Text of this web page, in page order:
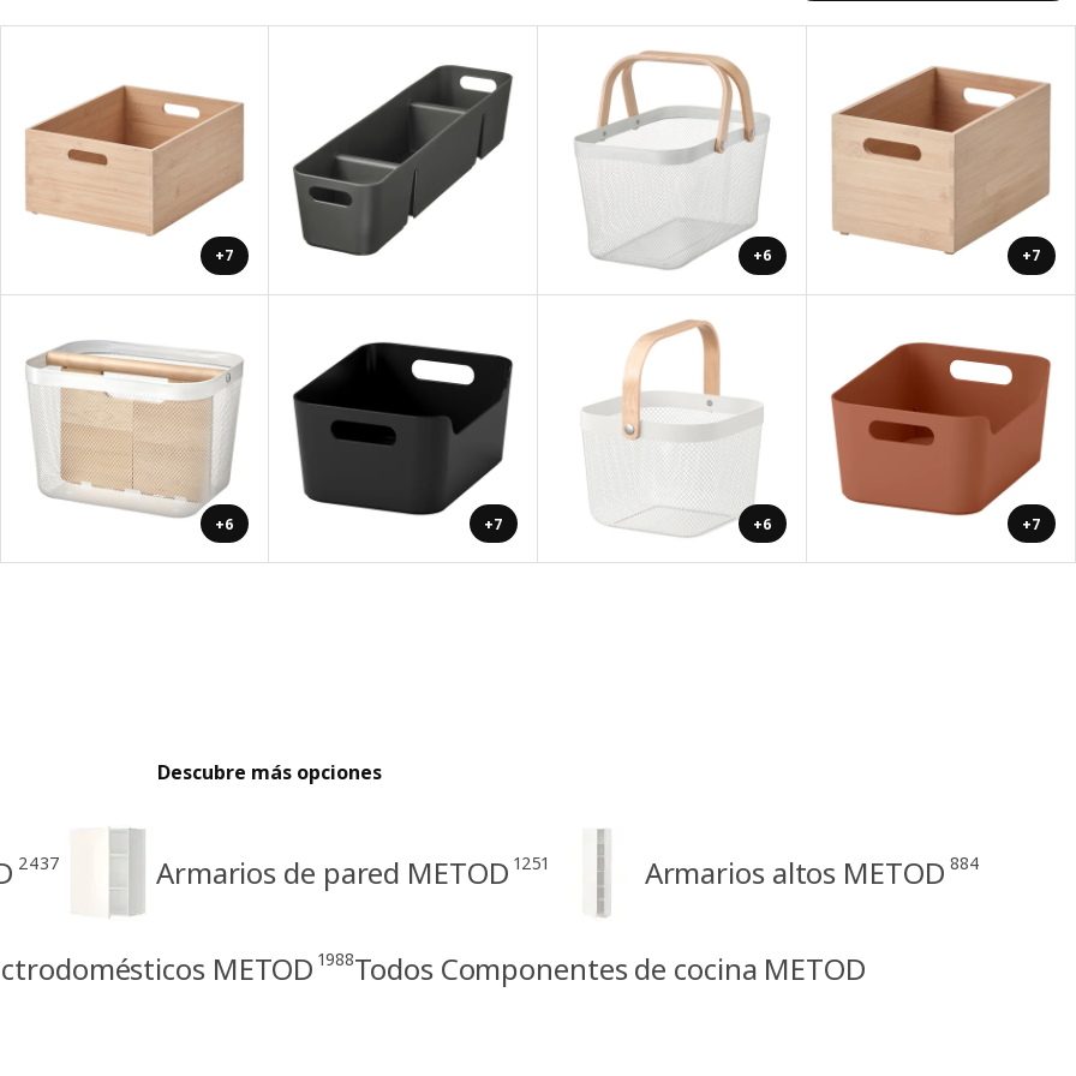
+7 +6 +7
+6 +7 +6 +7
Descubre más opciones
2437 Armarios de pared METOD 1251 Armarios altos METOD 884
METOD 1988Todos Componentes de cocina METOD